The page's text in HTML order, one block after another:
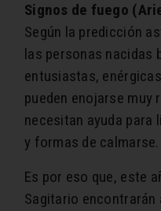
Signos de fuego
Según la predicción
las personas nacidas
entusiastas,
pueden enojarse muy
necesitan ayuda para
y formas de calmarse.
Es por eso que, este
Sagitario encontrarán